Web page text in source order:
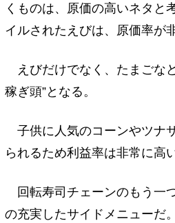
くものは、原価の高いネタと
イルされたえびは、原価率が
えびだけでなく、たまごな
稼ぎ頭”となる。
子供に人気のコーンやツナ
られるため利益率は非常に高い
回転寿司チェーンのもう一
の充実したサイドメニューだ